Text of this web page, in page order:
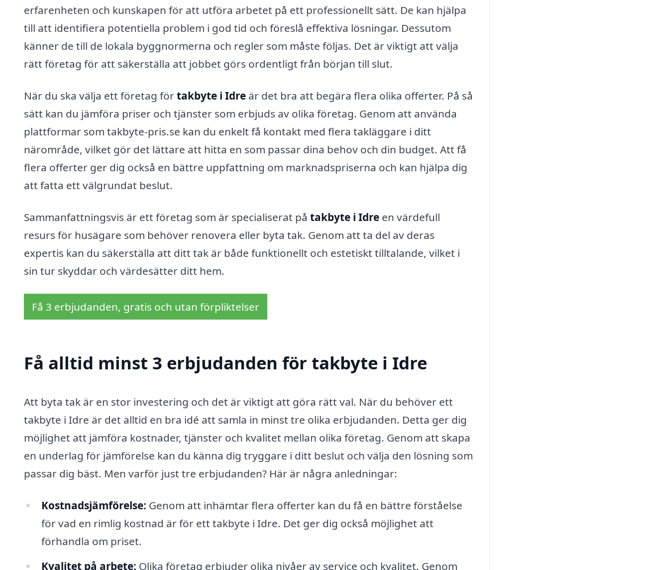
erfarenheten och kunskapen för att utföra arbetet på ett professionellt sätt. De kan hjälpa
till att identifiera potentiella problem i god tid och föreslå effektiva lösningar. Dessutom
känner de till de lokala byggnormerna och regler som måste följas. Det är viktigt att välja
rätt företag för att säkerställa att jobbet görs ordentligt från början till slut.
När du ska välja ett företag förtakbyte i Idre är det bra att begära flera olika offerter. På så
sätt kan du jämföra priser och tjänster som erbjuds av olika företag. Genom att använda
plattformar som takbyte-pris.se kan du enkelt få kontakt med flera takläggare i ditt
närområde, vilket gör det lättare att hitta en som passar dina behov och din budget. Att få
flera offerter ger dig också en bättre uppfattning om marknadspriserna och kan hjälpa dig
att fatta ett välgrundat beslut.
Sammanfattningsvis är ett företag som är specialiserat på takbyte i Idre en värdefull
resurs för husägare som behöver renovera eller byta tak. Genom att ta del av deras
expertis kan du säkerställa att ditt tak är både funktionellt och estetiskt tilltalande, vilket i
sin tur skyddar och värdesätter ditt hem.
Få 3 erbjudanden, gratis och utan förpliktelser
Få alltid minst 3 erbjudanden för takbyte i Idre
Att byta tak är en stor investering och det är viktigt att göra rätt val. När du behöver ett
takbyte i Idre är det alltid en bra idé att samla in minst tre olika erbjudanden. Detta ger dig
möjlighet att jämföra kostnader, tjänster och kvalitet mellan olika företag. Genom att skapa
en underlag för jämförelse kan du känna dig tryggare i ditt beslut och välja den lösning som
passar dig bäst. Men varför just tre erbjudanden? Här är några anledningar:
Kostnadsjämförelse: Genom att inhämtar flera offerter kan du få en bättre förståelse
för vad en rimlig kostnad är för ett takbyte i Idre. Det ger dig också möjlighet att
förhandla om priset.
Kvalitet på arbete: Olika företag erbjuder olika nivåer av service och kvalitet. Genom